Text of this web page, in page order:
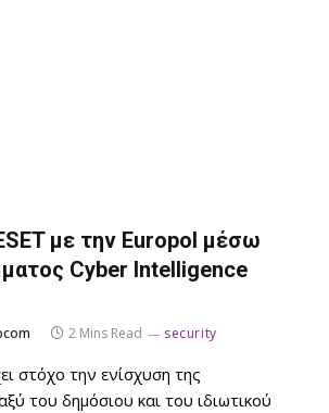
με την Europol μέσω
Cyber Intelligence
2 Mins Read security
στόχο την ενίσχυση της
του δημόσιου και του ιδιωτικού